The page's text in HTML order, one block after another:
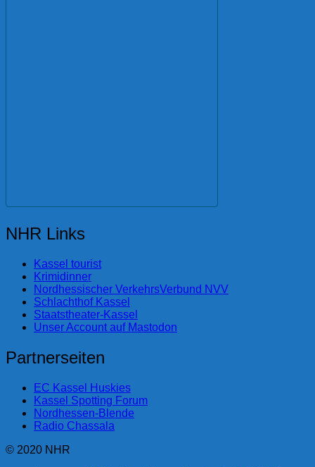
NHR Links
Kassel tourist
Krimidinner
Nordhessischer VerkehrsVerbund NVV
Schlachthof Kassel
Staatstheater-Kassel
Unser Account auf Mastodon
Partnerseiten
EC Kassel Huskies
Kassel Spotting Forum
Nordhessen-Blende
Radio Chassala
© 2020 NHR